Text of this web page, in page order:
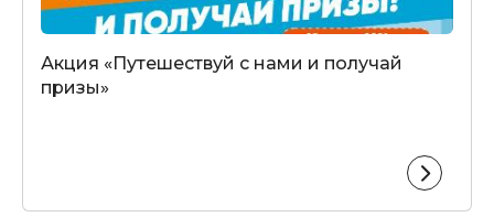
Акция «Путешествуй с нами и получай
призы»